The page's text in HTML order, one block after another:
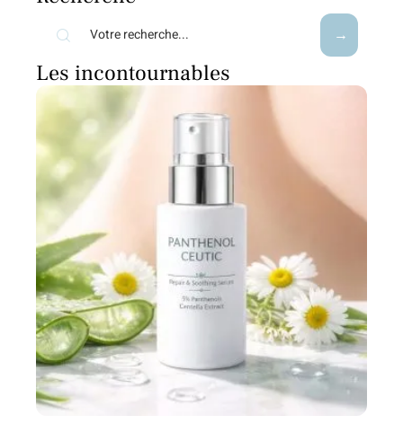
Les incontournables